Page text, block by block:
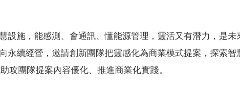
設施，能感測、會通訊、懂能源管理，靈活又有潛力，是未
永續經營，邀請創新團隊把靈感化為商業模式提案，探索智
攻團隊提案內容優化、推進商業化實踐。